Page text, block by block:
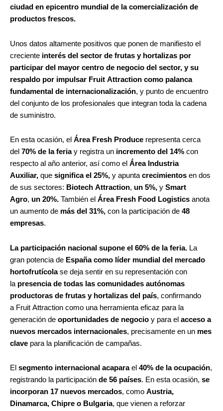
ciudad en epicentro mundial de la comercialización de
productos frescos.
Unos datos altamente positivos que ponen de manifiesto el
creciente interés del sector de frutas y hortalizas por
participar del mayor centro de negocio del sector, y su
respaldo por impulsar Fruit Attraction como palanca
fundamental de internacionalización, y punto de encuentro
del conjunto de los profesionales que integran toda la cadena
de suministro.
En esta ocasión, el Área Fresh Produce representa cerca
del 70% de la feriay registra un incremento del 14% con
respecto al año anterior, así como el Área Industria
Auxiliar, que significa el 25%, y apuntacrecimientos en dos
de sus sectores: Biotech Attraction, un 5%, y Smart
Agro, un 20%. También el Área Fresh Food Logistics anota
un aumento de más del 31%, con la participación de 48
empresas.
La participación nacional supone el 60% de la feria. La
gran potencia de España como líder mundial del mercado
hortofrutícolase deja sentir en su representación con
la presencia de todas las comunidades autónomas
productoras de frutas y hortalizas del país, confirmando
a Fruit Attraction como una herramienta eficaz para la
generación de oportunidades de negocio y para el acceso a
nuevos mercados internacionales, precisamente en un mes
clave para la planificación de campañas.
El segmento internacional acaparael 40% de la ocupación,
registrando la participación de 56 países. En esta ocasión, se
incorporan 17 nuevos mercados, como Austria,
Dinamarca, Chipre o Bulgaria, que vienen a reforzar